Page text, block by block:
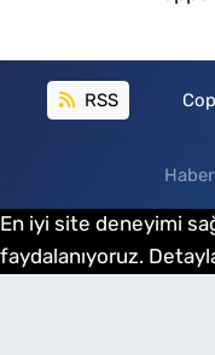
RSS
Haber
En iyi site deneyimi
faydalanıyoruz.